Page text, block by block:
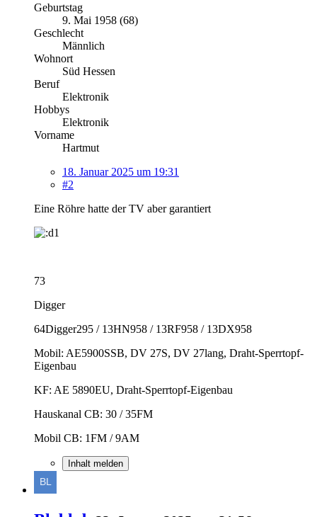
Geburtstag
9. Mai 1958 (68)
Geschlecht
Männlich
Wohnort
Süd Hessen
Beruf
Elektronik
Hobbys
Elektronik
Vorname
Hartmut
18. Januar 2025 um 19:31
#2
Eine Röhre hatte der TV aber garantiert
73
Digger
64Digger295 / 13HN958 / 13RF958 / 13DX958
Mobil: AE5900SSB, DV 27S, DV 27lang, Draht-Sperrtopf-
Eigenbau
KF: AE 5890EU, Draht-Sperrtopf-Eigenbau
Hauskanal CB: 30 / 35FM
Mobil CB: 1FM / 9AM
Inhalt melden